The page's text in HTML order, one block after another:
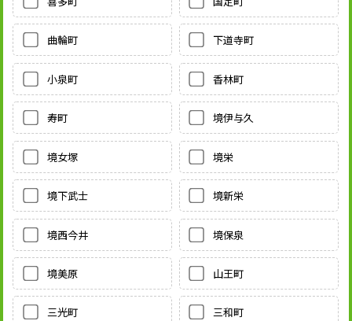
曲輪町 下道寺町
小泉町 香林町
寿町 境伊与久
境女塚 境栄
境下武士 境新栄
境西今井 境保泉
境美原 山王町
三光町 三和町